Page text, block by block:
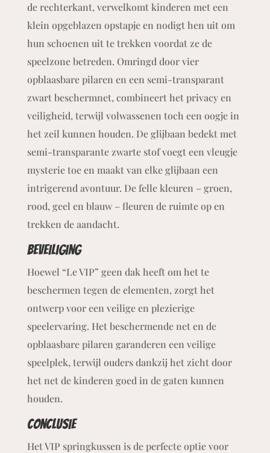
de rechterkant, verwelkomt kinderen met een
klein opgeblazen opstapje en nodigt hen uit om
hun schoenen uit te trekken voordat ze de
speelzone betreden. Omringd door vier
opblaasbare pilaren en een semi-transparant
zwart beschermnet, combineert het privacy en
veiligheid, terwijl volwassenen toch een oogje in
het zeil kunnen houden. De glijbaan bedekt met
semi-transparante zwarte stof voegt een vleugje
mysterie toe en maakt van elke glijbaan een
intrigerend avontuur. De felle kleuren – groen,
rood, geel en blauw – fleuren de ruimte op en
trekken de aandacht.
beveiliging
Hoewel “Le VIP” geen dak heeft om het te
beschermen tegen de elementen, zorgt het
ontwerp voor een veilige en plezierige
speelervaring. Het beschermende net en de
opblaasbare pilaren garanderen een veilige
speelplek, terwijl ouders dankzij het zicht door
het net de kinderen goed in de gaten kunnen
houden.
Conclusie
Het VIP springkussen is de perfecte optie voor